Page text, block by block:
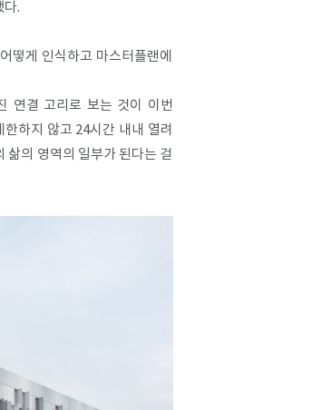
다.
떻게 인식하고 마스터플랜에
연결 고리로 보는 것이 이번
하지 않고 24시간 내내 열려
삶의 영역의 일부가 된다는 걸